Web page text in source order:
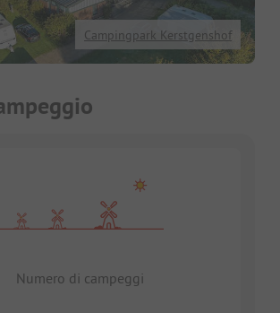
Campingpark Kerstgenshof
Numero di campeggi